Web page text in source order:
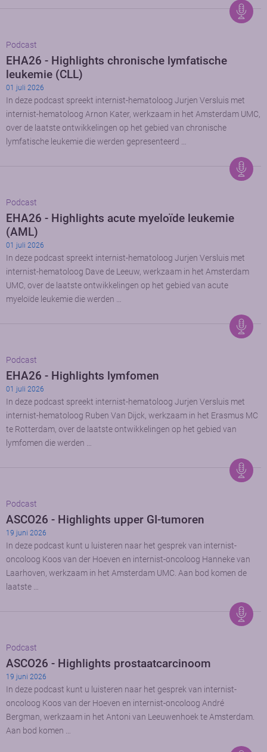
Podcast
EHA26 - Highlights chronische lymfatische
leukemie (CLL)
01 juli 2026
In deze podcast spreekt internist-hematoloog Jurjen Versluis met
internist-hematoloog Arnon Kater, werkzaam in het Amsterdam UMC,
over de laatste ontwikkelingen op het gebied van chronische
lymfatische leukemie die werden gepresenteerd …
Podcast
EHA26 - Highlights acute myeloïde leukemie
(AML)
01 juli 2026
In deze podcast spreekt internist-hematoloog Jurjen Versluis met
internist-hematoloog Dave de Leeuw, werkzaam in het Amsterdam
UMC, over de laatste ontwikkelingen op het gebied van acute
myeloïde leukemie die werden …
Podcast
EHA26 - Highlights lymfomen
01 juli 2026
In deze podcast spreekt internist-hematoloog Jurjen Versluis met
internist-hematoloog Ruben Van Dijck, werkzaam in het Erasmus MC
te Rotterdam, over de laatste ontwikkelingen op het gebied van
lymfomen die werden …
Podcast
ASCO26 - Highlights upper GI-tumoren
19 juni 2026
In deze podcast kunt u luisteren naar het gesprek van internist-
oncoloog Koos van der Hoeven en internist-oncoloog Hanneke van
Laarhoven, werkzaam in het Amsterdam UMC. Aan bod komen de
laatste …
Podcast
ASCO26 - Highlights prostaatcarcinoom
19 juni 2026
In deze podcast kunt u luisteren naar het gesprek van internist-
oncoloog Koos van der Hoeven en internist-oncoloog André
Bergman, werkzaam in het Antoni van Leeuwenhoek te Amsterdam.
Aan bod komen …